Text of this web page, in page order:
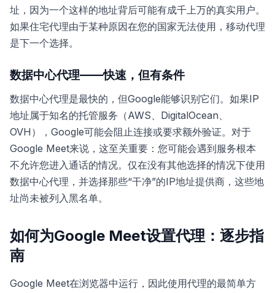
址，因为一个这样的地址背后可能有成千上万的真实用户。
如果住宅代理由于某种原因在您的国家无法使用，移动代理
是下一个选择。
数据中心代理——快速，但有条件
数据中心代理是最快的，但Google能够识别它们。如果IP
地址属于知名的托管服务（AWS、DigitalOcean、
OVH），Google可能会阻止连接或要求额外验证。对于
Google Meet来说，这至关重要：您可能会遇到服务根本
不允许您进入通话的情况。仅在没有其他选择的情况下使用
数据中心代理，并选择那些“干净”的IP地址提供商，这些地
址尚未被列入黑名单。
如何为Google Meet设置代理：逐步指
南
Google Meet在浏览器中运行，因此使用代理的最简单方